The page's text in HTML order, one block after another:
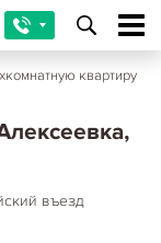
квартиру
въезд